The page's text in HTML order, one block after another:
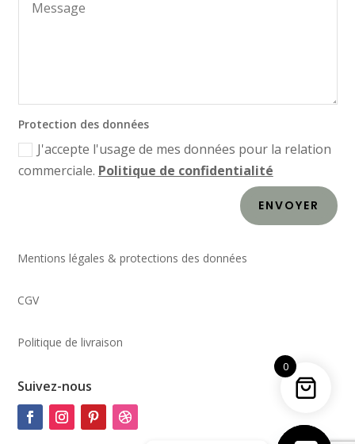
Protection des données
J'accepte l'usage de mes données pour la relation
commerciale. Politique de confidentialité
ENVOYER
Mentions légales & protections des données
CGV
Politique de livraison
Suivez-nous
0